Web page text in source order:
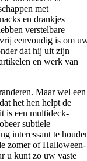
met
en drankjes
verstelbare
vrij eenvoudig is om
dat hij uit zijn
en werk van
. Maarwel een
het hen helpt de
is een multideck-
subtiele
interessant te
zomerof Halloween-
u kunt zo uw vaste